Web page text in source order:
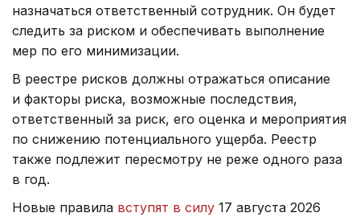
назначаться ответственный сотрудник. Он будет
следить за риском и обеспечивать выполнение
мер по его минимизации.
В реестре рисков должны отражаться описание
и факторы риска, возможные последствия,
ответственный за риск, его оценка и мероприятия
по снижению потенциального ущерба. Реестр
также подлежит пересмотру не реже одного раза
в год.
Новые правила вступят в силу 17 августа 2026